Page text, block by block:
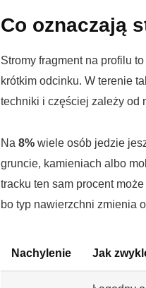
Co oznaczają
Stromy fragment na profilu
krótkim odcinku. W terenie
techniki i częściej zależy od
Na 8% wiele osób jedzie
gruncie, kamieniach albo
tracku ten sam procent
bo typ nawierzchni zmienia
Nachylenie Jak